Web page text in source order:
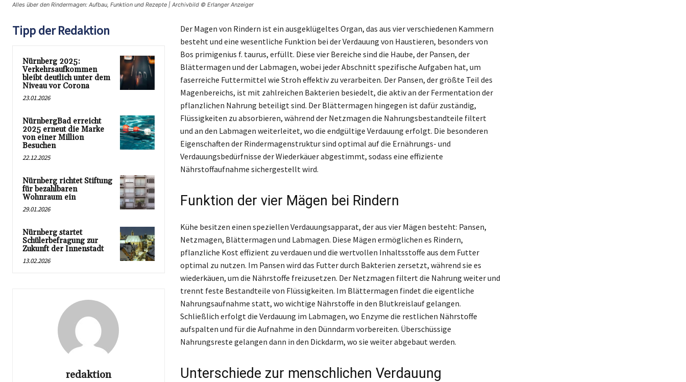
Alles über den Rindermagen: Aufbau, Funktion und Rezepte | Archivbild © Erlanger Anzeiger
Tipp der Redaktion
Nürnberg 2025:
Verkehrsaufkommen
bleibt deutlich unter dem
Niveau vor Corona
23.01.2026
NürnbergBad erreicht
2025 erneut die Marke
von einer Million
Besuchen
22.12.2025
Nürnberg richtet Stiftung
für bezahlbaren
Wohnraum ein
29.01.2026
Nürnberg startet
Schülerbefragung zur
Zukunft der Innenstadt
13.02.2026
redaktion
Der Magen von Rindern ist ein ausgeklügeltes Organ, das aus vier verschiedenen Kammern
besteht und eine wesentliche Funktion bei der Verdauung von Haustieren, besonders von
Bos primigenius f. taurus, erfüllt. Diese vier Bereiche sind die Haube, der Pansen, der
Blättermagen und der Labmagen, wobei jeder Abschnitt spezifische Aufgaben hat, um
faserreiche Futtermittel wie Stroh effektiv zu verarbeiten. Der Pansen, der größte Teil des
Magenbereichs, ist mit zahlreichen Bakterien besiedelt, die aktiv an der Fermentation der
pflanzlichen Nahrung beteiligt sind. Der Blättermagen hingegen ist dafür zuständig,
Flüssigkeiten zu absorbieren, während der Netzmagen die Nahrungsbestandteile filtert
und an den Labmagen weiterleitet, wo die endgültige Verdauung erfolgt. Die besonderen
Eigenschaften der Rindermagenstruktur sind optimal auf die Ernährungs- und
Verdauungsbedürfnisse der Wiederkäuer abgestimmt, sodass eine effiziente
Nährstoffaufnahme sichergestellt wird.
Funktion der vier Mägen bei Rindern
Kühe besitzen einen speziellen Verdauungsapparat, der aus vier Mägen besteht: Pansen,
Netzmagen, Blättermagen und Labmagen. Diese Mägen ermöglichen es Rindern,
pflanzliche Kost effizient zu verdauen und die wertvollen Inhaltsstoffe aus dem Futter
optimal zu nutzen. Im Pansen wird das Futter durch Bakterien zersetzt, während sie es
wiederkäuen, um die Nährstoffe freizusetzen. Der Netzmagen filtert die Nahrung weiter und
trennt feste Bestandteile von Flüssigkeiten. Im Blättermagen findet die eigentliche
Nahrungsaufnahme statt, wo wichtige Nährstoffe in den Blutkreislauf gelangen.
Schließlich erfolgt die Verdauung im Labmagen, wo Enzyme die restlichen Nährstoffe
aufspalten und für die Aufnahme in den Dünndarm vorbereiten. Überschüssige
Nahrungsreste gelangen dann in den Dickdarm, wo sie weiter abgebaut werden.
Unterschiede zur menschlichen Verdauung